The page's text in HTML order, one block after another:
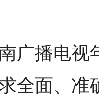
广播电
全面、准